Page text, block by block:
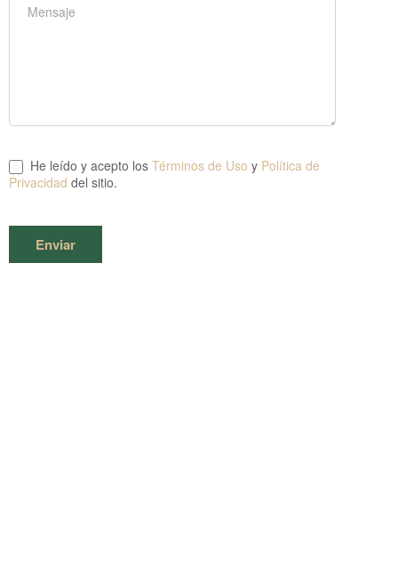
He leído y acepto los Términos de Uso y Política de
Privacidad del sitio.